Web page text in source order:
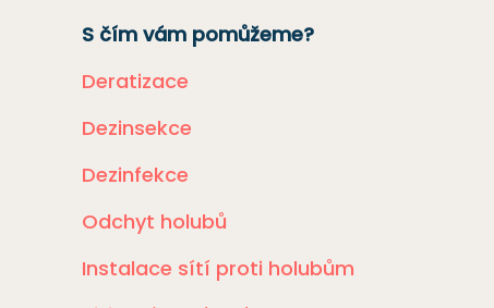
S čím vám pomůžeme?
Deratizace
Dezinsekce
Dezinfekce
Odchyt holubů
Instalace sítí proti holubům